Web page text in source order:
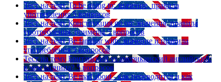
Тест на тему To be going to: значение, правила
употребления 5 вопросов
Тест на тему Конструкция go on: значения, правила
употребления, примеры 5 вопросов
Тест на тему Be familiar with: значение и правила
употребления 5 вопросов
Тест на тему Британский vs американский английский:
в чем разница? 5 вопросов
Тест на тему Be mad about - как переводится и как